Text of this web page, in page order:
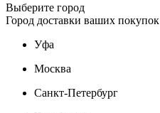
Выберите город
Город доставки ваших покупок
Уфа
Москва
Санкт-Петербург